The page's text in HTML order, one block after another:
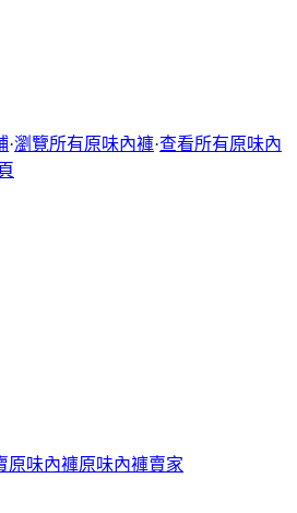
·瀏覽所有原味內褲·查看所有原味內
原味內褲原味內褲賣家